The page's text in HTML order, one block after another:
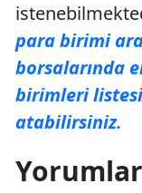
para birimi
borsalarında
birimleri
atabilirsiniz.
Yorumlar